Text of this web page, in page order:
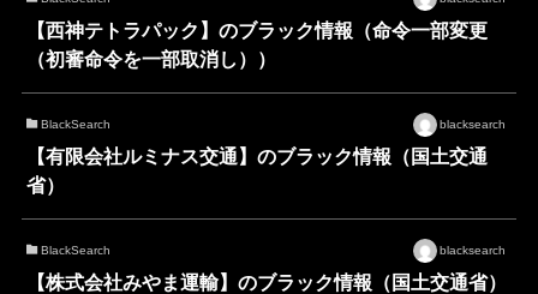
【西神テトラパック】のブラック情報（命令一部変更
（初審命令を一部取消し））
BlackSearch blacksearch
【有限会社ルミナス交通】のブラック情報（国土交通
省）
BlackSearch blacksearch
【株式会社みやま運輸】のブラック情報（国土交通省）